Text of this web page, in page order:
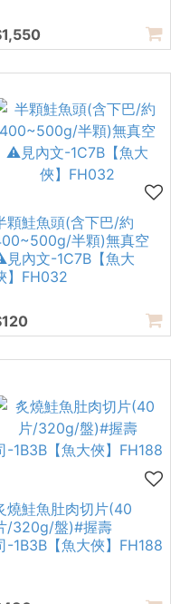
顆鮭魚頭(含下巴/約
半顆)無真空
內文-1C7B【魚大
】FH032
燒鮭魚肚肉切片(40
/320g/盤)#握壽
-1B3B【魚大俠】FH188